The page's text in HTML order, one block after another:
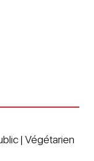
| Végétarien